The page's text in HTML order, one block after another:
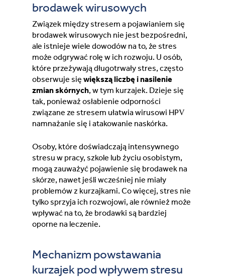
brodawek wirusowych
Związek między stresem a pojawianiem się
brodawek wirusowych nie jest bezpośredni,
ale istnieje wiele dowodów na to, że stres
może odgrywać rolę w ich rozwoju. U osób,
które przeżywają długotrwały stres, często
obserwuje sięwiększą liczbę i nasilenie
zmian skórnych, w tym kurzajek. Dzieje się
tak, ponieważ osłabienie odporności
związane ze stresem ułatwia wirusowi HPV
namnażanie się i atakowanie naskórka.
Osoby, które doświadczają intensywnego
stresu w pracy, szkole lub życiu osobistym,
mogą zauważyć pojawienie się brodawek na
skórze, nawet jeśli wcześniej nie miały
problemów z kurzajkami. Co więcej, stres nie
tylko sprzyja ich rozwojowi, ale również może
wpływać na to, że brodawki są bardziej
oporne na leczenie.
Mechanizm powstawania
kurzajek pod wpływem stresu